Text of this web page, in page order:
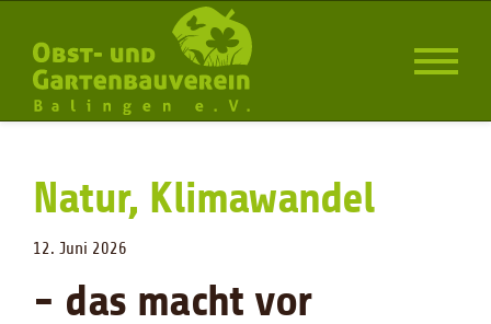
Natur, Klimawandel
12. Juni 2026
- das macht vor